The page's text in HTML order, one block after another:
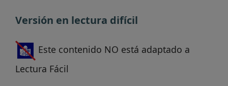
Versión en lectura difícil
Este contenido NO está adaptado a
Lectura Fácil